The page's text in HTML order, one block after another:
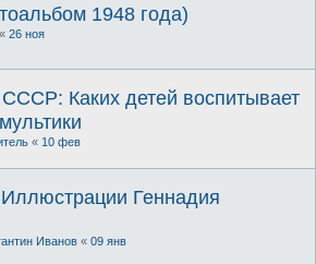
1948 года)
« 26 ноя
Каких детей воспитывает
« 10 фев
Иллюстрации Геннадия
Иванов « 09 янв